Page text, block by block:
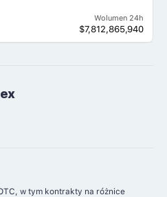
Wolumen 24h
$7,812,865,940
w tym kontrakty na różnice